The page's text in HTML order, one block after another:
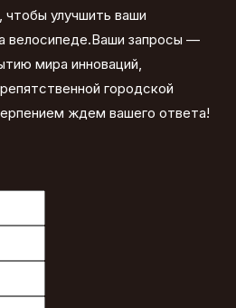
чтобы улучшить ваши
велосипеде.Ваши запросы —
мира инноваций,
городской
ждем вашего ответа!